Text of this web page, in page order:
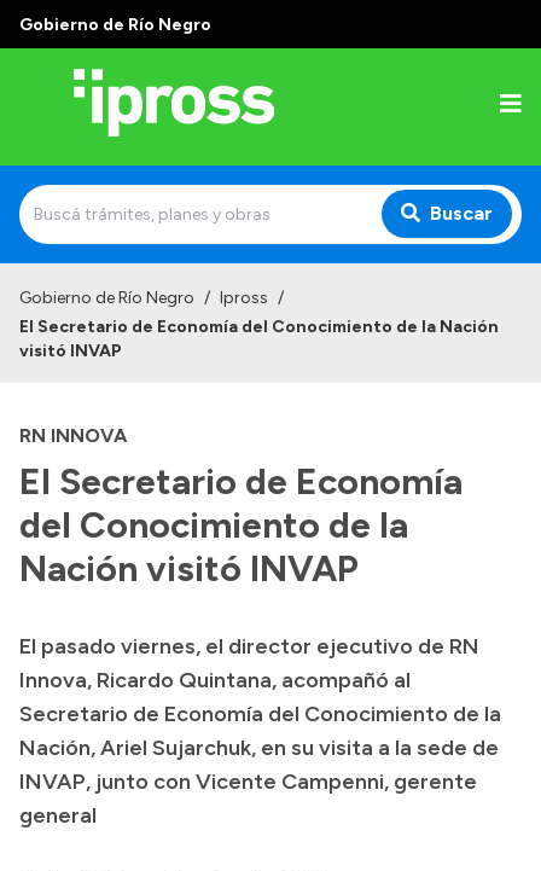
Gobierno de Río Negro
Buscar
Institucional
Autoridades
Delegaciones
Consultorios Propios
Presentación CV
Transparencia
Inversión en Salud
Licitaciones
Consulta de expedientes
Gobierno de Río Negro / Ipross /
El Secretario de Economía del Conocimiento de la Nación
visitó INVAP
RN INNOVA
El Secretario de Economía
del Conocimiento de la
Nación visitó INVAP
El pasado viernes, el director ejecutivo de RN
Innova, Ricardo Quintana, acompañó al
Secretario de Economía del Conocimiento de la
Nación, Ariel Sujarchuk, en su visita a la sede de
INVAP, junto con Vicente Campenni, gerente
general